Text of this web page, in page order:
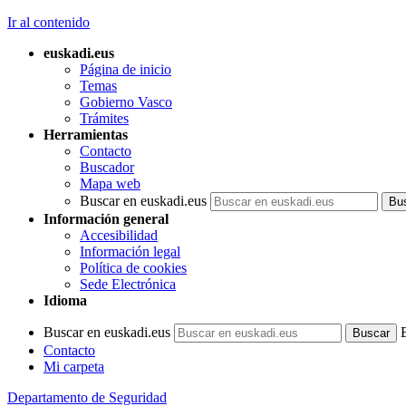
Ir al contenido
euskadi.eus
Página de inicio
Temas
Gobierno Vasco
Trámites
Herramientas
Contacto
Buscador
Mapa web
Buscar en euskadi.eus
Información general
Accesibilidad
Información legal
Política de cookies
Sede Electrónica
Idioma
Buscar en euskadi.eus
Contacto
Mi carpeta
Departamento de Seguridad